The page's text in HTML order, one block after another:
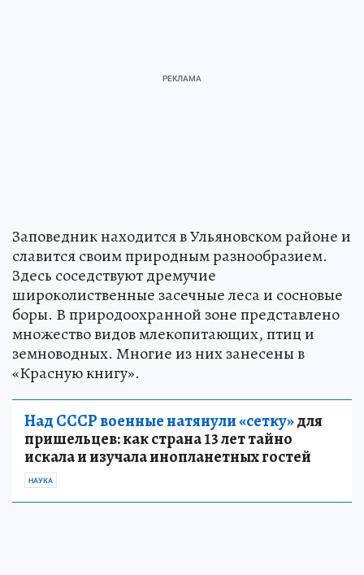
Заповедник находится в Ульяновском районе и
славится своим природным разнообразием.
Здесь соседствуют дремучие
широколиственные засечные леса и сосновые
боры. В природоохранной зоне представлено
множество видов млекопитающих, птиц и
земноводных. Многие из них занесены в
«Красную книгу».
Над СССР военные натянули «сетку»для
пришельцев: как страна 13 лет тайно
искала и изучала инопланетных гостей
НАУКА